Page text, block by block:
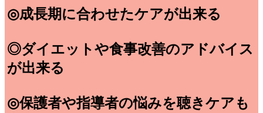
◎成長期に合わせたケアが出来る
◎ダイエットや食事改善のアドバイス
が出来る
◎保護者や指導者の悩みを聴きケアも